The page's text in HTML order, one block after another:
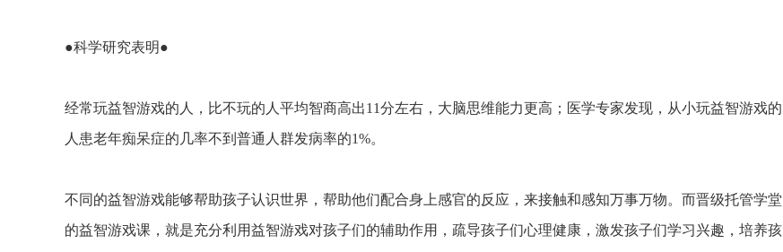
●科学研究表明●
经常玩益智游戏的人，比不玩的人平均智商高出11分左右，大脑思维能力更高；医学专家发现，从小玩益智游戏的
人患老年痴呆症的几率不到普通人群发病率的1%。
不同的益智游戏能够帮助孩子认识世界，帮助他们配合身上感官的反应，来接触和感知万事万物。而晋级托管学堂
的益智游戏课，就是充分利用益智游戏对孩子们的辅助作用，疏导孩子们心理健康，激发孩子们学习兴趣，培养孩